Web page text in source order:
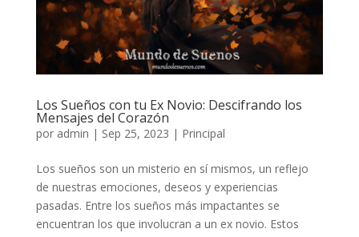
Los Sueños con tu Ex Novio: Descifrando los
Mensajes del Corazón
por admin | Sep 25, 2023 | Principal
Los sueños son un misterio en sí mismos, un reflejo
de nuestras emociones, deseos y experiencias
pasadas. Entre los sueños más impactantes se
encuentran los que involucran a un ex novio. Estos